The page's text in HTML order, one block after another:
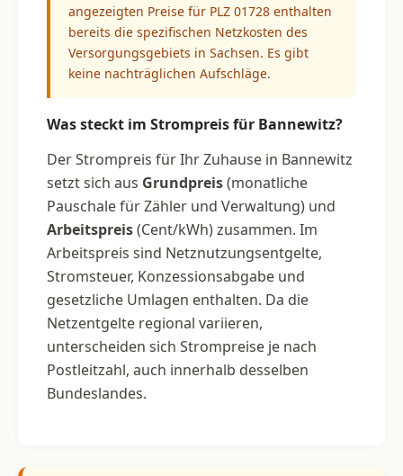
angezeigten Preise für PLZ 01728 enthalten
bereits die spezifischen Netzkosten des
Versorgungsgebiets in Sachsen. Es gibt
keine nachträglichen Aufschläge.
Was steckt im Strompreis für Bannewitz?
Der Strompreis für Ihr Zuhause in Bannewitz
setzt sich aus Grundpreis(monatliche
Pauschale für Zähler und Verwaltung) und
Arbeitspreis(Cent/kWh) zusammen. Im
Arbeitspreis sind Netznutzungsentgelte,
Stromsteuer, Konzessionsabgabe und
gesetzliche Umlagen enthalten. Da die
Netzentgelte regional variieren,
unterscheiden sich Strompreise je nach
Postleitzahl, auch innerhalb desselben
Bundeslandes.